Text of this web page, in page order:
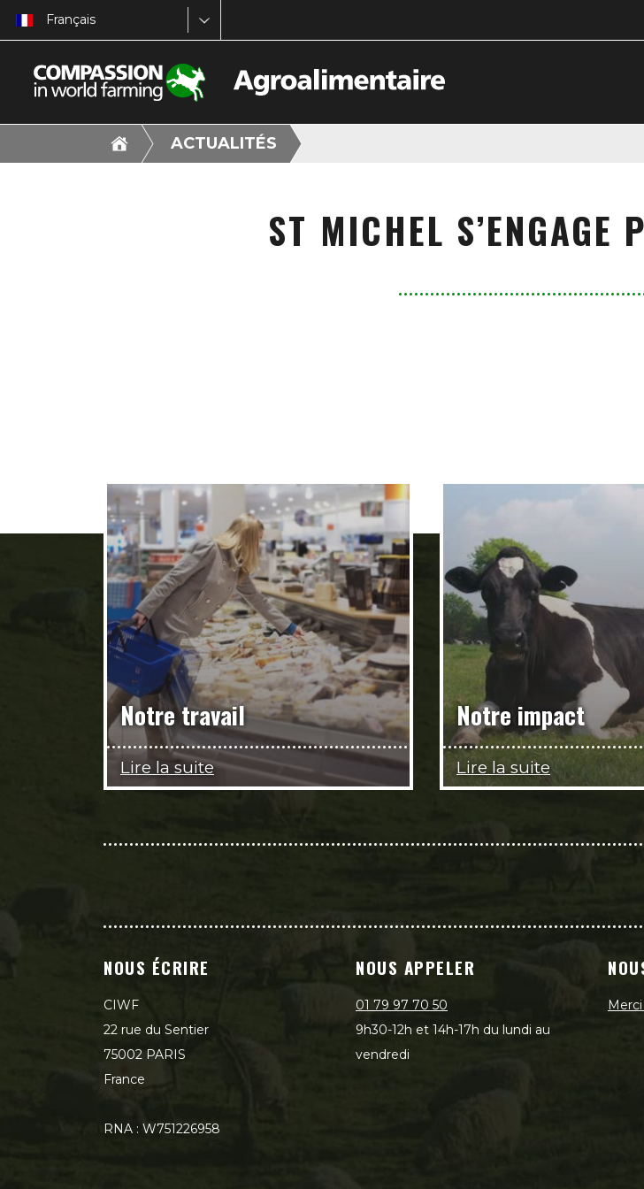
Français
ACTUALITÉS
ST MICHEL S’ENGAGE
Notre travail
Lire la suite
Notre impact
Lire la suite
NOUS ÉCRIRE
CIWF
22 rue du Sentier
75002 PARIS
France
RNA : W751226958
NOUS APPELER
01 79 97 70 50
9h30-12h et 14h-17h du lundi au
vendredi